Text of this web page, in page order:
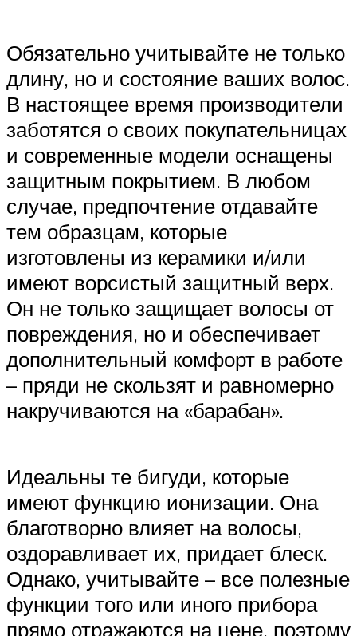
Обязательно учитывайте не только
длину, но и состояние ваших волос.
В настоящее время производители
заботятся о своих покупательницах
и современные модели оснащены
защитным покрытием. В любом
случае, предпочтение отдавайте
тем образцам, которые
изготовлены из керамики и/или
имеют ворсистый защитный верх.
Он не только защищает волосы от
повреждения, но и обеспечивает
дополнительный комфорт в работе
– пряди не скользят и равномерно
накручиваются на «барабан».
Идеальны те бигуди, которые
имеют функцию ионизации. Она
благотворно влияет на волосы,
оздоравливает их, придает блеск.
Однако, учитывайте – все полезные
функции того или иного прибора
прямо отражаются на цене, поэтому